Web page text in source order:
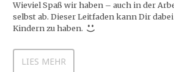
Wieviel Spaß wir haben – auch in der
selbst ab. Dieser Leitfaden kann Dir
Kindern zu haben.
LIES MEHR